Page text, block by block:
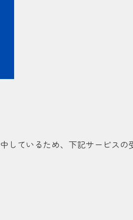
しているため、下記サービスの